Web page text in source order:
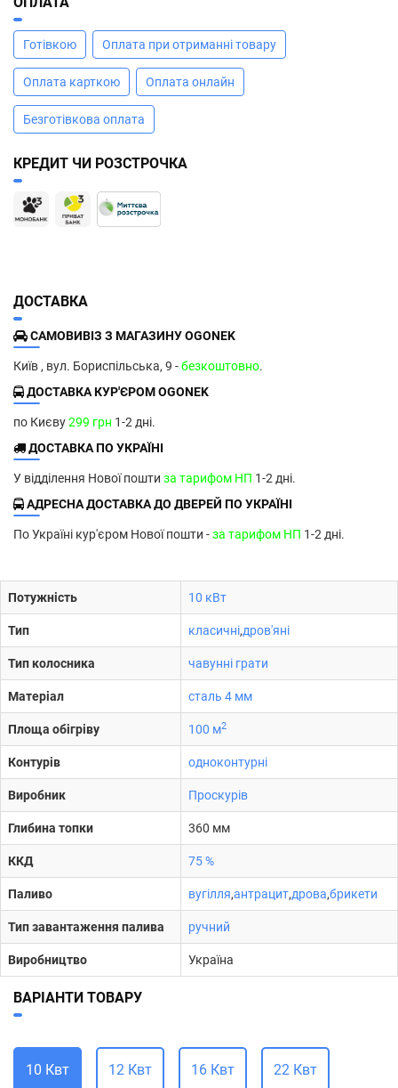
Готівкою Оплата при отриманні товару
Оплата карткою Оплата онлайн
Безготівкова оплата
КРЕДИТ ЧИ РОЗСТРОЧКА
ДОСТАВКА
САМОВИВІЗ З МАГАЗИНУ OGONEK
Київ , вул. Бориспільська, 9 -безкоштовно.
ДОСТАВКА КУР'ЄРОМ OGONEK
по Києву299 грн 1-2 дні.
ДОСТАВКА ПО УКРАЇНІ
У відділення Нової пошти за тарифом НП 1-2 дні.
АДРЕСНА ДОСТАВКА ДО ДВЕРЕЙ ПО УКРАЇНІ
По Україні кур'єром Нової пошти -за тарифом НП 1-2 дні.
Потужність 10 кВт
Тип класичні,дров'яні
Тип колосника чавунні грати
Матеріал сталь 4 мм
Площа обігріву 100 м2
Контурів одноконтурні
Виробник Проскурів
Глибина топки 360 мм
ККД 75 %
Паливо вугілля,антрацит,дрова,брикети
Тип завантаження палива ручний
Виробництво Україна
ВАРІАНТИ ТОВАРУ
10 Квт 12 Квт 16 Квт 22 Квт